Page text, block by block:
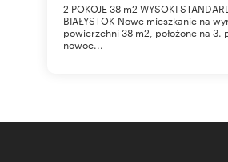
2 POKOJE 38 m2 WYSOKI
BIAŁYSTOK Nowe mieszkanie na
powierzchni 38 m2, położone na 3.
nowoc...